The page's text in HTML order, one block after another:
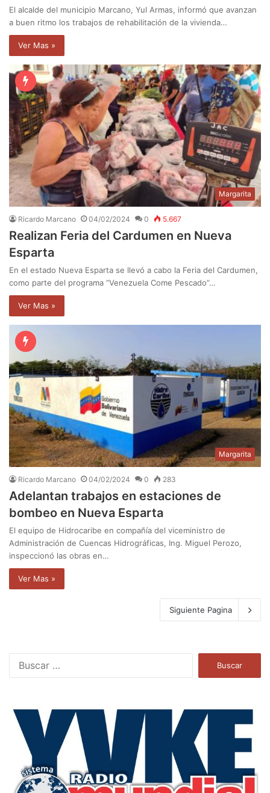
El alcalde del municipio Marcano, Yul Armas, informó que avanzan
a buen ritmo los trabajos de rehabilitación de la vivienda…
Ver Mas »
Margarita
Ricardo Marcano 04/02/2024 0 5.667
Realizan Feria del Cardumen en Nueva
Esparta
En el estado Nueva Esparta se llevó a cabo la Feria del Cardumen,
como parte del programa “Venezuela Come Pescado”…
Ver Mas »
Margarita
Ricardo Marcano 04/02/2024 0 283
Adelantan trabajos en estaciones de
bombeo en Nueva Esparta
El equipo de Hidrocaribe en compañía del viceministro de
Administración de Cuencas Hidrográficas, Ing. Miguel Perozo,
inspeccionó las obras en…
Ver Mas »
Siguiente Pagina
a